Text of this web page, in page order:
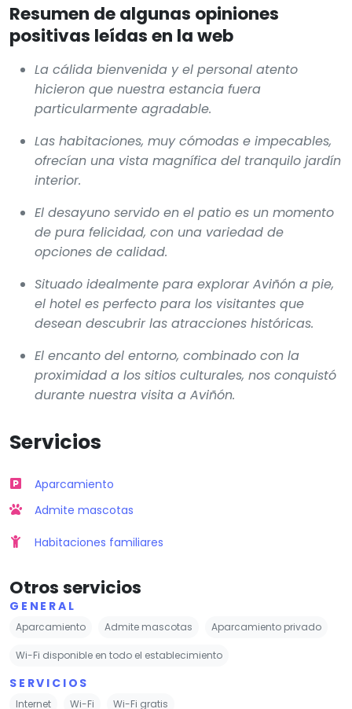
Resumen de algunas opiniones
positivas leídas en la web
La cálida bienvenida y el personal atento
hicieron que nuestra estancia fuera
particularmente agradable.
Las habitaciones, muy cómodas e impecables,
ofrecían una vista magnífica del tranquilo jardín
interior.
El desayuno servido en el patio es un momento
de pura felicidad, con una variedad de
opciones de calidad.
Situado idealmente para explorar Aviñón a pie,
el hotel es perfecto para los visitantes que
desean descubrir las atracciones históricas.
El encanto del entorno, combinado con la
proximidad a los sitios culturales, nos conquistó
durante nuestra visita a Aviñón.
Servicios
Aparcamiento
Admite mascotas
Habitaciones familiares
Otros servicios
GENERAL
Aparcamiento Admite mascotas Aparcamiento privado
Wi-Fi disponible en todo el establecimiento
SERVICIOS
Internet Wi-Fi Wi-Fi gratis